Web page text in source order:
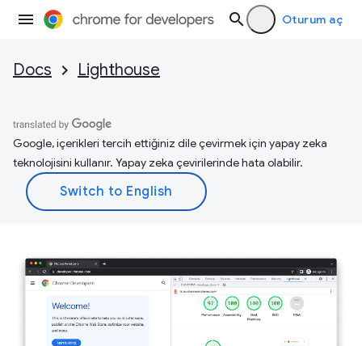
Oturum aç
Docs Lighthouse
Google, içerikleri tercih ettiğiniz dile çevirmek için yapay zeka
teknolojisini kullanır. Yapay zeka çevirilerinde hata olabilir.